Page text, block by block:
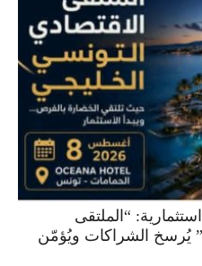
“الملتقى
يُرسخ الشراكات ويُؤمّن